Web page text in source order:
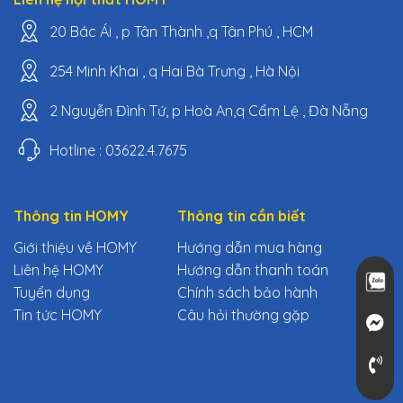
20 Bác Ái , p Tân Thành ,q Tân Phú , HCM
254 Minh Khai , q Hai Bà Trưng , Hà Nội
2 Nguyễn Đình Tứ, p Hoà An,q Cẩm Lệ , Đà Nẵng
Hotline : 03622.4.7675
Thông tin HOMY
Giới thiệu về HOMY
Liên hệ HOMY
Tuyển dụng
Tin tức HOMY
Thông tin cần biết
Hướng dẫn mua hàng
Hướng dẫn thanh toán
Chính sách bảo hành
Câu hỏi thường gặp